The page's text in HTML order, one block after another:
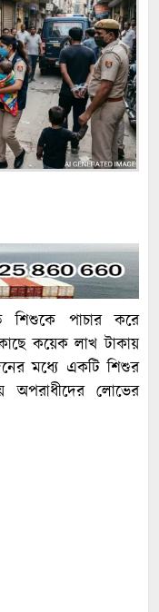
শিশুকে পাচার করে
কয়েক লাখ টাকায়
মধ্যে একটি শিশুর
অপরাধীদের লোভের